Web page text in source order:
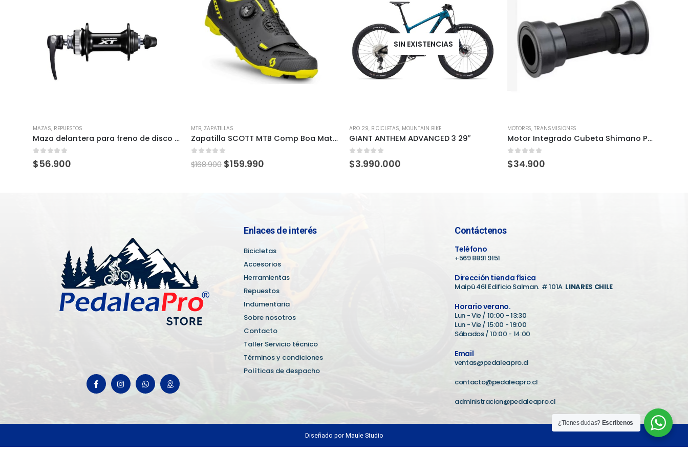
MAZAS, REPUESTOS
Maza delantera para freno de disco con cierre rápido SHIMANO DEORE XT
0 out of 5
$56.900
MTB, ZAPATILLAS
Zapatilla SCOTT MTB Comp Boa Matt Black/ Sulphur Yelow
out of 5
$168.900 $159.990
SIN EXISTENCIAS
ARO 29, BICICLETAS, MOUNTAIN BIKE
GIANT ANTHEM ADVANCED 3 29″
0 out of 5
$3.990.000
MOTORES, TRANSMISIONES
Motor Integrado Cubeta Shimano Press Fit SM-BB71-41A
0 out of 5
$34.900
Enlaces de interés
Bicicletas
Accesorios
Herramientas
Repuestos
Indumentaria
Sobre nosotros
Contacto
Taller Servicio técnico
Términos y condiciones
Políticas de despacho
Contáctenos
Teléfono
+569 8891 9151
Dirección tienda física
Maipú 461 Edificio Salman. # 101A LINARES CHILE
Horario verano.
Lun - Vie / 10:00 - 13:30
Lun - Vie / 15:00 - 19:00
Sábados / 10:00 - 14:00
Email
ventas@pedaleapro.cl
contacto@pedaleapro.cl
administracion@pedaleapro.cl
Diseñado por Maule Studio
¿Tienes dudas? Escribenos